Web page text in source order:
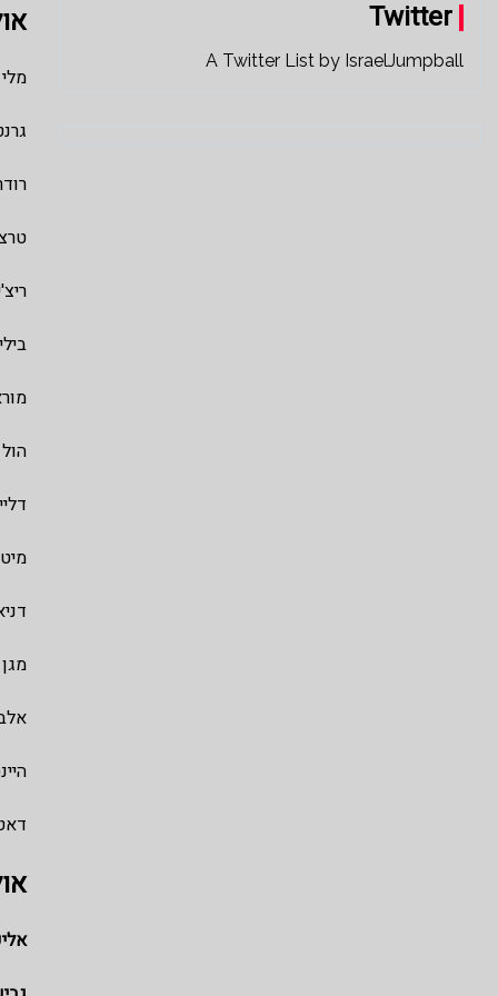
Twitter
A Twitter List by IsraelJumpball